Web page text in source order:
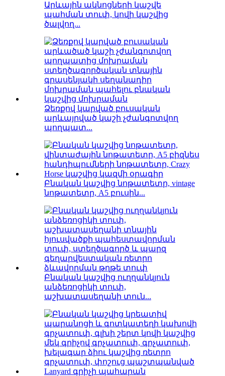
Արևային ակնոցների կաշվե
պահման տուփ, կովի կաշվից
ծալվող...
Ձեռքով կարված բուսական
արևայրված կաշի չժանգոտվող
պողպատ...
Բնական կաշվից նոթատետր, vintage
նոթատետր, A5 բուսին...
Բնական կաշվից ուղղանկյուն
անձեռոցիկի տուփ,
աշխատասեղանի տուն...